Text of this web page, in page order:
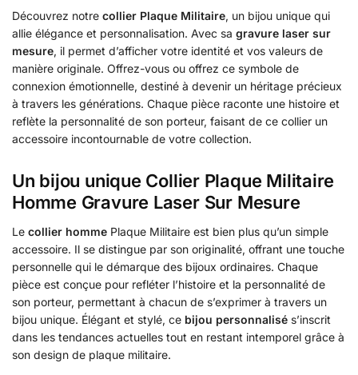
Découvrez notre collier Plaque Militaire, un bijou unique qui
allie élégance et personnalisation. Avec sa gravure laser sur
mesure, il permet d’afficher votre identité et vos valeurs de
manière originale. Offrez-vous ou offrez ce symbole de
connexion émotionnelle, destiné à devenir un héritage précieux
à travers les générations. Chaque pièce raconte une histoire et
reflète la personnalité de son porteur, faisant de ce collier un
accessoire incontournable de votre collection.
Un bijou unique Collier Plaque Militaire
Homme Gravure Laser Sur Mesure
Le collier homme Plaque Militaire est bien plus qu’un simple
accessoire. Il se distingue par son originalité, offrant une touche
personnelle qui le démarque des bijoux ordinaires. Chaque
pièce est conçue pour refléter l’histoire et la personnalité de
son porteur, permettant à chacun de s’exprimer à travers un
bijou unique. Élégant et stylé, ce bijou personnalisé s’inscrit
dans les tendances actuelles tout en restant intemporel grâce à
son design de plaque militaire.